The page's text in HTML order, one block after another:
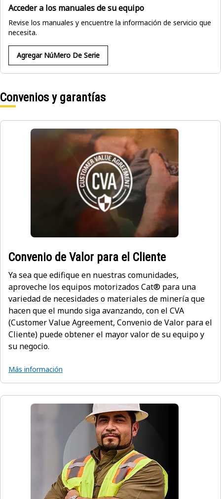
Acceder a los manuales de su equipo
Revise los manuales y encuentre la información de servicio que
necesita.
Agregar NúMero De Serie
Convenios y garantías
Convenio de Valor para el Cliente
Ya sea que edifique en nuestras comunidades,
aproveche los equipos motorizados Cat® para una
variedad de necesidades o materiales de minería que
hacen que el mundo siga avanzando, con el CVA
(Customer Value Agreement, Convenio de Valor para el
Cliente) puede obtener el mayor valor de su equipo y
su negocio.
Más información